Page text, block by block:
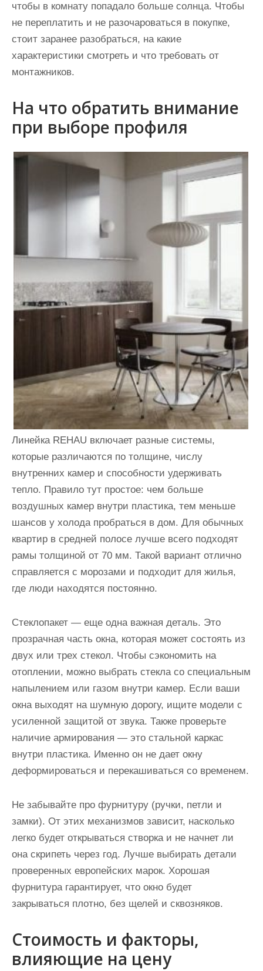
чтобы в комнату попадало больше солнца. Чтобы
не переплатить и не разочароваться в покупке,
стоит заранее разобраться, на какие
характеристики смотреть и что требовать от
монтажников.
На что обратить внимание
при выборе профиля
Линейка REHAU включает разные системы,
которые различаются по толщине, числу
внутренних камер и способности удерживать
тепло. Правило тут простое: чем больше
воздушных камер внутри пластика, тем меньше
шансов у холода пробраться в дом. Для обычных
квартир в средней полосе лучше всего подходят
рамы толщиной от 70 мм. Такой вариант отлично
справляется с морозами и подходит для жилья,
где люди находятся постоянно.
Стеклопакет — еще одна важная деталь. Это
прозрачная часть окна, которая может состоять из
двух или трех стекол. Чтобы сэкономить на
отоплении, можно выбрать стекла со специальным
напылением или газом внутри камер. Если ваши
окна выходят на шумную дорогу, ищите модели с
усиленной защитой от звука. Также проверьте
наличие армирования — это стальной каркас
внутри пластика. Именно он не дает окну
деформироваться и перекашиваться со временем.
Не забывайте про фурнитуру (ручки, петли и
замки). От этих механизмов зависит, насколько
легко будет открываться створка и не начнет ли
она скрипеть через год. Лучше выбирать детали
проверенных европейских марок. Хорошая
фурнитура гарантирует, что окно будет
закрываться плотно, без щелей и сквозняков.
Стоимость и факторы,
влияющие на цену